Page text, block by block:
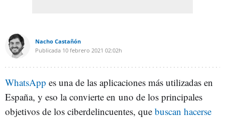
Nacho Castañón
Publicada 10 febrero 2021 02:02h
WhatsApp es una de las aplicaciones más utilizadas en
España, y eso la convierte en uno de los principales
objetivos de los ciberdelincuentes, que buscan hacerse